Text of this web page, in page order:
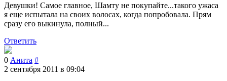
Девушки! Самое главное, Шамту не покупайте...такого ужаса
я еще испытала на своих волосах, когда попробовала. Прям
сразу его выкинула, полный...
Ответить
0 Анита #
2 сентября 2011 в 09:04